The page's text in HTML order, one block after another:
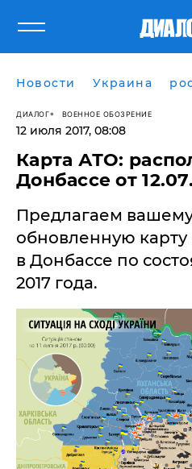
Новости Украина
ДИАЛОГ ВОЕННОЕ ОБОЗРЕНИЕ
12 июля 2017, 08:08
Карта АТО:
Донбассе от
Предлагаем
обновленную
в Донбассе по
2017 года.